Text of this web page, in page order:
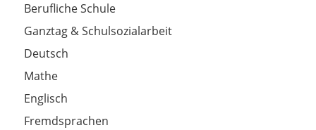
Berufliche Schule
Ganztag & Schulsozialarbeit
Deutsch
Mathe
Englisch
Fremdsprachen